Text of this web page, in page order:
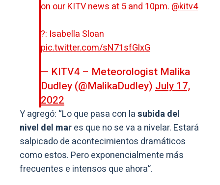
on our KITV news at 5 and 10pm. @kitv4
?: Isabella Sloan
pic.twitter.com/sN71sfGlxG
— KITV4 – Meteorologist Malika
Dudley (@MalikaDudley) July 17,
2022
Y agregó: “Lo que pasa con lasubida del
nivel del mares que no se va a nivelar. Estará
salpicado de acontecimientos dramáticos
como estos. Pero exponencialmente más
frecuentes e intensos que ahora”.